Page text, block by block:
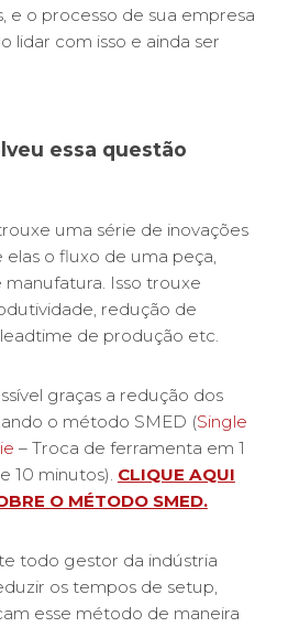
e o processo de sua empresa
lidar com isso e ainda ser
essa questão
uma série de inovações
o fluxo de uma peça,
Isso trouxe
redução de
de produção etc.
graças a redução dos
o método SMED (Single
– Troca de ferramenta em 1
10 minutos). CLIQUE AQUI
O MÉTODO SMED.
todo gestor da indústria
os tempos de setup,
esse método de maneira